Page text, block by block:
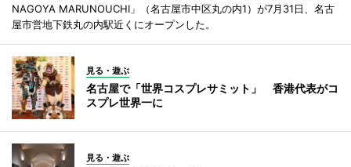
NAGOYA MARUNOUCHI」（名古屋市中区丸の内1）が7月31日、名古
屋市営地下鉄丸の内駅近くにオープンした。
見る・遊ぶ
名古屋で「世界コスプレサミット」 香港代表がコ
スプレ世界一に
見る・遊ぶ